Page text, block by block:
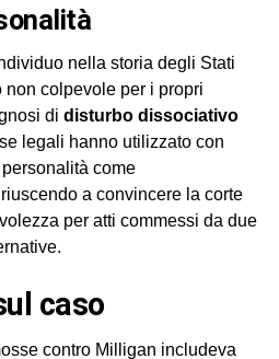
nella storia degli Stati
colpevole per i propri
di disturbo dissociativo
legali hanno utilizzato con
come
a convincere la corte
per atti commessi da due
caso
contro Milligan includeva